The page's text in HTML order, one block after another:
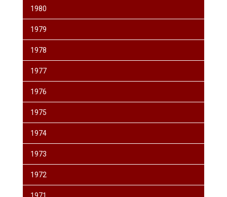
1980
1979
1978
1977
1976
1975
1974
1973
1972
1971